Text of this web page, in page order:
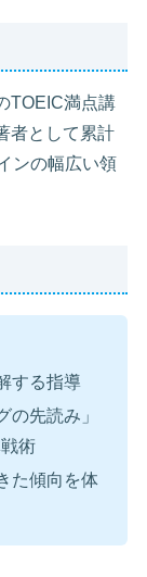
TOEIC満点講
者として累計
ンの幅広い領
する指導
の先読み」
術
た傾向を体